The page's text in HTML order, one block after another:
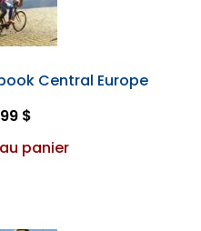
Central Europe
$
panier